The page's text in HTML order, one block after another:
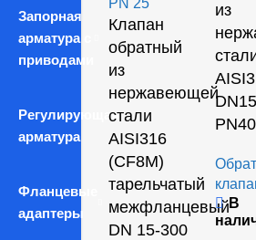
Запорная
арматура с
приводами
Регулирующая
арматура
Фланцевые
адаптеры
Клапан
обратный
из
нержавеющей
стали
AISI316
(CF8M)
тарельчатый
межфланцевый
DN 15-300
из
PN40
В